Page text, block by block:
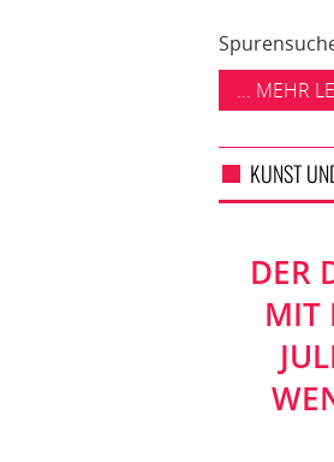
... MEHR
KUNST
DER
MIT